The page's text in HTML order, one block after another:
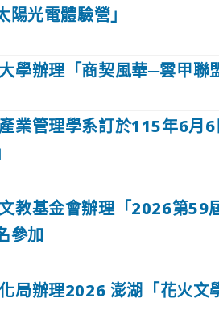
光電體驗營」
學辦理「商契風華─雲甲聯
業管理學系訂於115年6月
教基金會辦理「2026第59
參加
局辦理2026 澎湖「花火文